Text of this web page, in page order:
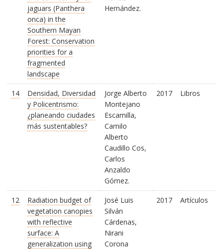
jaguars (Panthera
onca) in the
Southern Mayan
Forest: Conservation
priorities for a
fragmented
landscape
Hernández.
14
Densidad, Diversidad
y Policentrismo:
¿planeando ciudades
más sustentables?
Jorge Alberto
Montejano
Escamilla,
Camilo
Alberto
Caudillo Cos,
Carlos
Anzaldo
Gómez.
2017 Libros
12
Radiation budget of
vegetation canopies
with reflective
surface: A
generalization using
José Luis
Silván
Cárdenas,
Nirani
Corona
2017 Artículos